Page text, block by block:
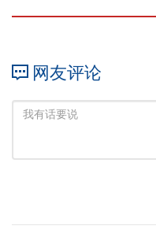
网友评论